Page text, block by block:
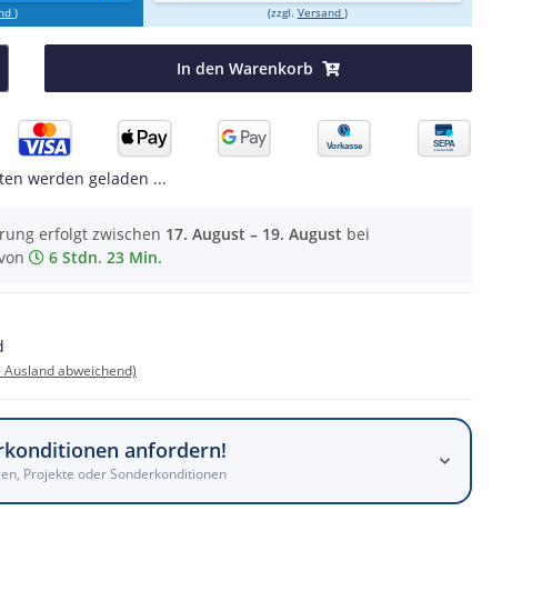
) (zzgl. Versand )
In den Warenkorb
werden geladen ...
erfolgt zwischen 17. August – 19. August bei
6 Stdn. 23 Min.
Ausland abweichend)
anfordern!
Projekte oder Sonderkonditionen